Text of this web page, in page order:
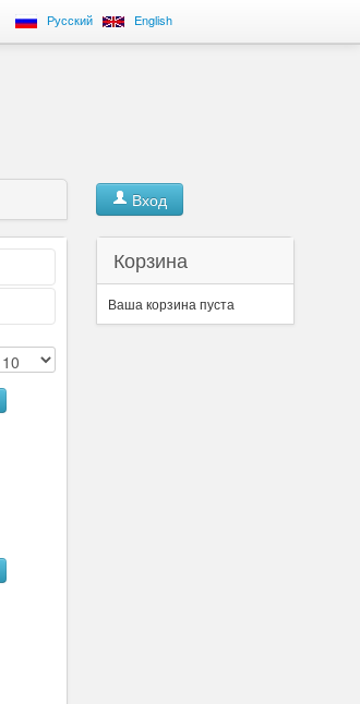
Русский English
Вход
Корзина
Ваша корзина пуста